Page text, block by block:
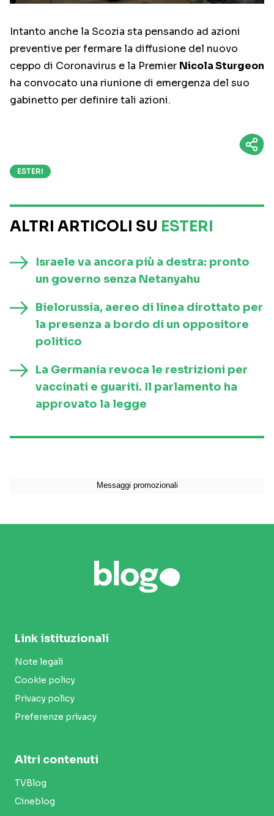
Intanto anche la Scozia sta pensando ad azioni
preventive per fermare la diffusione del nuovo
ceppo di Coronavirus e la Premier Nicola Sturgeon
ha convocato una riunione di emergenza del suo
gabinetto per definire tali azioni.
ESTERI
ALTRI ARTICOLI SU ESTERI
Israele va ancora più a destra: pronto
un governo senza Netanyahu
Bielorussia, aereo di linea dirottato per
la presenza a bordo di un oppositore
politico
La Germania revoca le restrizioni per
vaccinati e guariti. Il parlamento ha
approvato la legge
Link istituzionali
Note legali
Cookie policy
Privacy policy
Preferenze privacy
Altri contenuti
TVBlog
Cineblog